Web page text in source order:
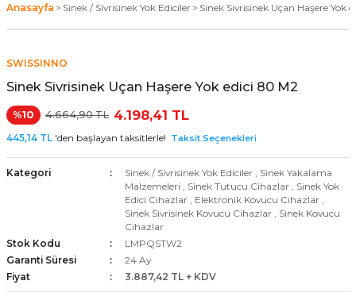
Cihazlar
Cihazlar
Cihazlar
Cihazlar
Ürünler
Ürünler
/ Tilki Kovucu
Anasayfa Sinek / Sivrisinek Yok Ediciler Sinek Sivrisinek Uçan Haşere Yok
SWISSINNO
Sinek Sivrisinek Uçan Haşere Yok edici 80 M2
%10 4.664,90 TL 4.198,41 TL
445,14 TL 'den başlayan taksitlerle! Taksit Seçenekleri
Kategori Sinek / Sivrisinek Yok Ediciler
Sinek Yakalama
Malzemeleri
Sinek Tutucu Cihazlar
Sinek Yok
Edici Cihazlar
Elektronik Kovucu Cihazlar
Sinek Sivrisinek Kovucu Cihazlar
Sinek Kovucu
Cihazlar
Stok Kodu
LMPQSTW2
Garanti Süresi
24 Ay
Fiyat
3.887,42 TL + KDV